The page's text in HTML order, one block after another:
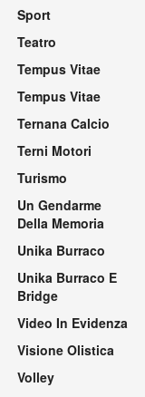
Sport
Teatro
Tempus Vitae
Tempus Vitae
Ternana Calcio
Terni Motori
Turismo
Un Gendarme
Della Memoria
Unika Burraco
Unika Burraco E
Bridge
Video In Evidenza
Visione Olistica
Volley